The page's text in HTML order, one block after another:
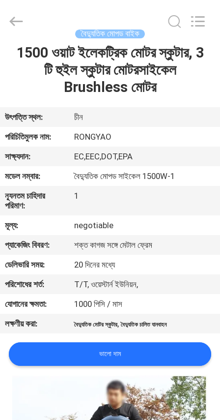
বাড়ি
আমাদের
সম্পর্কে
কারখানা
ভ্রমণ
নিয়ন্ত্রণ
যোগাযোগ
করুন
উদ্ধৃতির
জন্য
আবেদন
Vehicle
Co.,Ltd.
বৈদ্যুতিক মোপড বাইক
1500 ওয়াট ইলেকট্রিক মোটর স্কুটার, 3
টি হুইল স্কুটার মোটরসাইকেল
Brushless মোটর
উৎপত্তি স্থল:
চীন
পরিচিতিমুলক নাম:
RONGYAO
সাক্ষ্যদান:
EC,EEC,DOT,EPA
মডেল নম্বার:
বৈদ্যুতিক মোপড সাইকেল 1500W-1
ন্যূনতম চাহিদার
পরিমাণ:
1
মূল্য:
negotiable
প্যাকেজিং বিবরণ:
শক্ত কাগজ সঙ্গে মেটাল ফ্রেম
ডেলিভারি সময়:
20 দিনের মধ্যে
পরিশোধের শর্ত:
T/T, ওয়েস্টার্ন ইউনিয়ন,
যোগানের ক্ষমতা:
1000 পিসি / মাস
লক্ষণীয় করা:
বৈদ্যুতিক মোটর স্কুটার,বৈদ্যুতিক চালিত যানবাহন
ভালো দাম